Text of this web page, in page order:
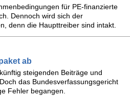
für PE-finanzierte
Dennoch wird sich der
denn die Haupttreiber sind intakt.
ab
steigenden Beiträge und
das Bundesverfassungsgericht
Fehler begangen.